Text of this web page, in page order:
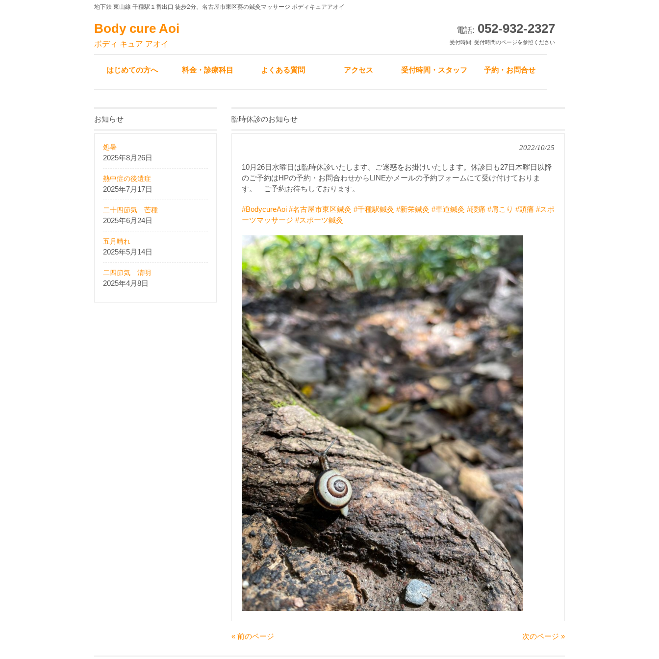
地下鉄 東山線 千種駅１番出口 徒歩2分。名古屋市東区葵の鍼灸マッサージ ボディキュアアオイ
Body cure Aoi
ボディ キュア アオイ
電話: 052-932-2327
受付時間: 受付時間のページを参照ください
はじめての方へ 料金・診療科目 よくある質問 アクセス 受付時間・スタッフ 予約・お問合せ
臨時休診のお知らせ
2022/10/25
10月26日水曜日は臨時休診いたします。ご迷惑をお掛けいたします。休診日も27日木曜日以降
のご予約はHPの予約・お問合わせからLINEかメールの予約フォームにて受け付けておりま
す。 ご予約お待ちしております。
#BodycureAoi #名古屋市東区鍼灸 #千種駅鍼灸 #新栄鍼灸 #車道鍼灸 #腰痛 #肩こり #頭痛 #スポ
ーツマッサージ #スポーツ鍼灸
« 前のページ 次のページ »
お知らせ
処暑
2025年8月26日
熱中症の後遺症
2025年7月17日
二十四節気 芒種
2025年6月24日
五月晴れ
2025年5月14日
二四節気 清明
2025年4月8日